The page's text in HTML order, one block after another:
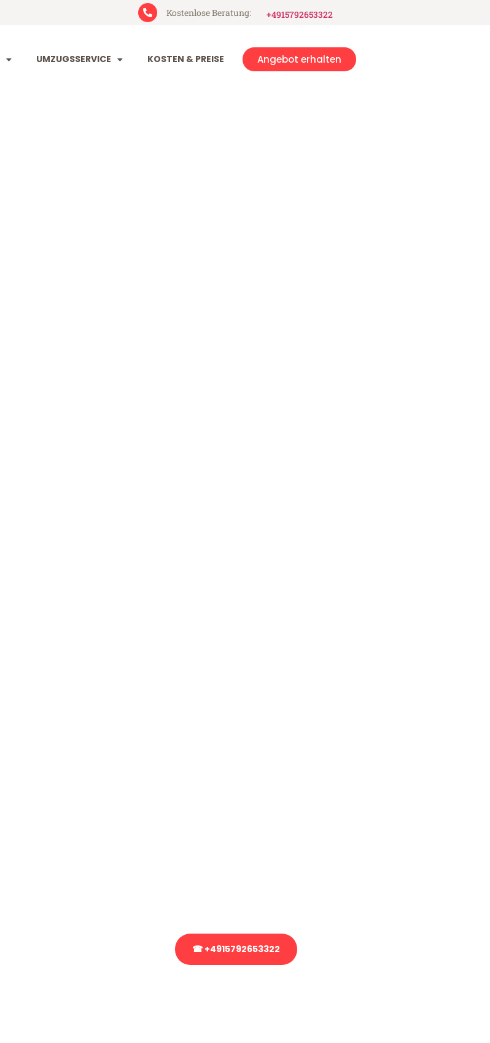
Kostenlose Beratung: +4915792653322
UMZUGSSERVICE KOSTEN & PREISE Angebot erhalten
☎ +4915792653322